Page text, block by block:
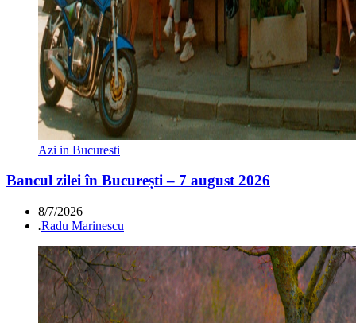
Azi in Bucuresti
Bancul zilei în București – 7 august 2026
8/7/2026
.Radu Marinescu